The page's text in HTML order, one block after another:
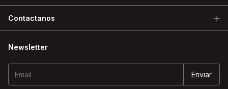
Contactanos
Newsletter